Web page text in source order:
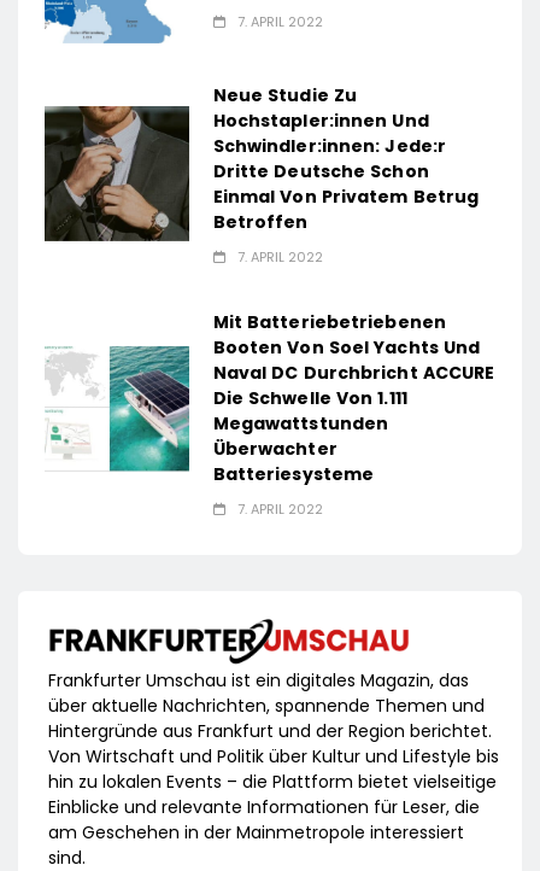
7. APRIL 2022
Neue Studie Zu
Hochstapler:innen Und
Schwindler:innen: Jede:r
Dritte Deutsche Schon
Einmal Von Privatem Betrug
Betroffen
7. APRIL 2022
Mit Batteriebetriebenen
Booten Von Soel Yachts Und
Naval DC Durchbricht ACCURE
Die Schwelle Von 1.111
Megawattstunden
Überwachter
Batteriesysteme
7. APRIL 2022
Frankfurter Umschau ist ein digitales Magazin, das
über aktuelle Nachrichten, spannende Themen und
Hintergründe aus Frankfurt und der Region berichtet.
Von Wirtschaft und Politik über Kultur und Lifestyle bis
hin zu lokalen Events – die Plattform bietet vielseitige
Einblicke und relevante Informationen für Leser, die
am Geschehen in der Mainmetropole interessiert
sind.